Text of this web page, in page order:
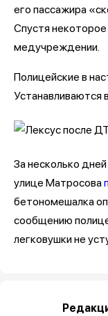
его пассажира
Спустя
медучреждении.
Полицейские в
Устанавливаются
За несколько
улице Матросова
бетономешалка
сообщению
легковушки не